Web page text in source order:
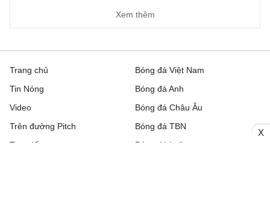
Xem thêm
Trang chủ
Tin Nóng
Video
Trên đường Pitch
Trực tiếp
Bóng đá Việt Nam
Bóng đá Anh
Bóng đá Châu Âu
Bóng đá TBN
Bóng đá Italia
X